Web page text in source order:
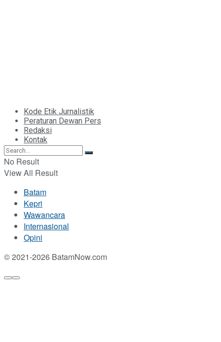
Kode Etik Jurnalistik
Peraturan Dewan Pers
Redaksi
Kontak
No Result
View All Result
Batam
Kepri
Wawancara
Internasional
Opini
© 2021-2026 BatamNow.com